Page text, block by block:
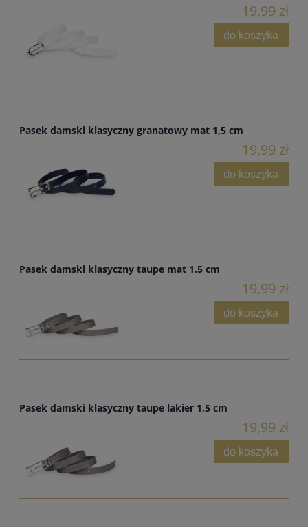
19,99 zł
do koszyka
Pasek damski klasyczny granatowy mat 1,5 cm
19,99 zł
do koszyka
Pasek damski klasyczny taupe mat 1,5 cm
19,99 zł
do koszyka
Pasek damski klasyczny taupe lakier 1,5 cm
19,99 zł
do koszyka